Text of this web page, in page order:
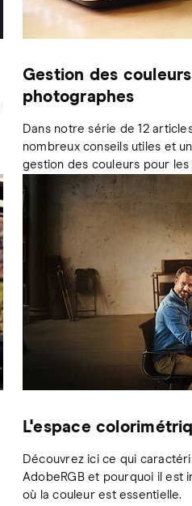
Gestion des
photographes
Dans notre série de 12
nombreux conseils utiles et
gestion des couleurs pour
L'espace
Découvrez ici ce qui
AdobeRGB et pourquoi il est
où la couleur est essentielle.